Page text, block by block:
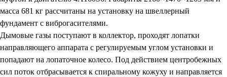
масса 681 кг рассчитаны на установку на швеллерный
фундамент с виброгасителями.
Дымовые газы поступают в коллектор, проходят лопатки
направляющего аппарата с регулируемым углом установки и
попадают на лопаточное колесо. Под действием центробежных
сил поток отбрасывается к спиральному кожуху и направляется